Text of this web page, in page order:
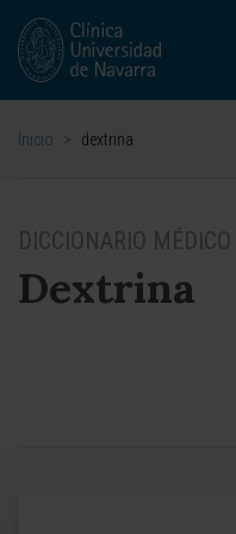
Inicio > dextrina
DICCIONARIO MÉDICO
Dextrina